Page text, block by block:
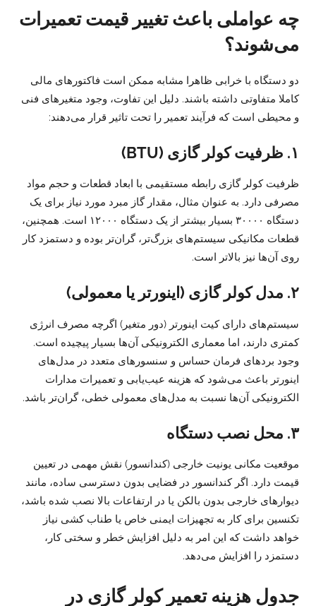
چه عواملی باعث تغییر قیمت تعمیرات
می‌شوند؟
دو دستگاه با خرابی ظاهرا مشابه ممکن است فاکتورهای مالی
کاملا متفاوتی داشته باشند. دلیل این تفاوت، وجود متغیرهای فنی
و محیطی است که فرآیند تعمیر را تحت تاثیر قرار می‌دهند:
۱. ظرفیت کولر گازی (BTU)
ظرفیت کولر گازی رابطه مستقیمی با ابعاد قطعات و حجم مواد
مصرفی دارد. به عنوان مثال، مقدار گاز مبرد مورد نیاز برای یک
دستگاه ۳۰۰۰۰ بسیار بیشتر از یک دستگاه ۱۲۰۰۰ است. همچنین،
قطعات مکانیکی سیستم‌های بزرگ‌تر، گران‌تر بوده و دستمزد کار
روی آن‌ها نیز بالاتر است.
۲. مدل کولر گازی (اینورتر یا معمولی)
سیستم‌های دارای کیت اینورتر (دور متغیر) اگرچه مصرف انرژی
کمتری دارند، اما معماری الکترونیکی آن‌ها بسیار پیچیده است.
وجود بردهای فرمان حساس و سنسورهای متعدد در مدل‌های
اینورتر باعث می‌شود که هزینه عیب‌یابی و تعمیرات مدارات
الکترونیکی آن‌ها نسبت به مدل‌های معمولی خطی، گران‌تر باشد.
۳. محل نصب دستگاه
موقعیت مکانی یونیت خارجی (کندانسور) نقش مهمی در تعیین
قیمت دارد. اگر کندانسور در فضایی بدون دسترسی ساده، مانند
دیوارهای خارجی بدون بالکن یا در ارتفاعات بالا نصب شده باشد،
تکنسین برای کار به تجهیزات ایمنی خاص یا طناب کشی نیاز
خواهد داشت که این امر به دلیل افزایش خطر و سختی کار،
دستمزد را افزایش می‌دهد.
جدول هزینه تعمیر کولر گازی در